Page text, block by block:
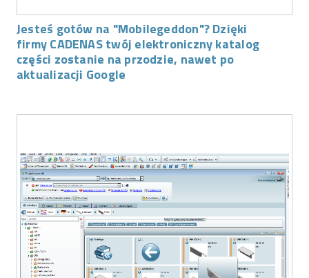
Jesteś gotów na "Mobilegeddon"? Dzięki
firmy CADENAS twój elektroniczny katalog
części zostanie na przodzie, nawet po
aktualizacji Google